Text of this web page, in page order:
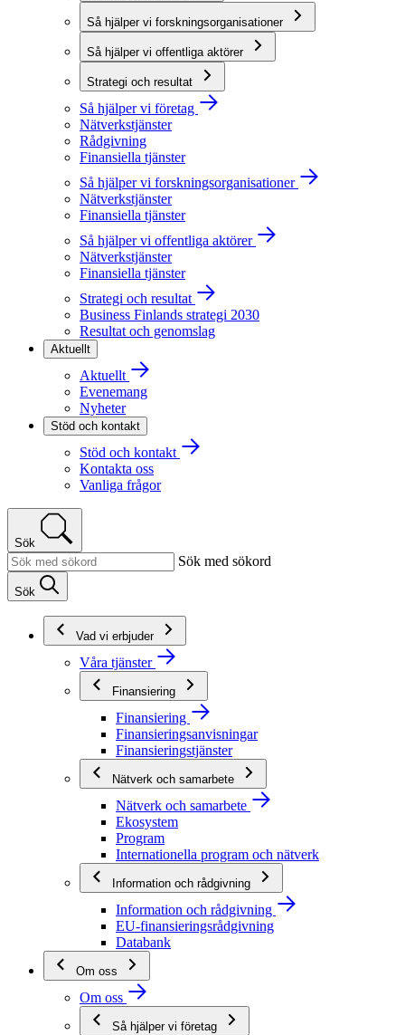
Så hjälper vi forskningsorganisationer
Så hjälper vi offentliga aktörer
Strategi och resultat
Så hjälper vi företag
Nätverkstjänster
Rådgivning
Finansiella tjänster
Så hjälper vi forskningsorganisationer
Nätverkstjänster
Finansiella tjänster
Så hjälper vi offentliga aktörer
Nätverkstjänster
Finansiella tjänster
Strategi och resultat
Business Finlands strategi 2030
Resultat och genomslag
Aktuellt
Aktuellt
Evenemang
Nyheter
Stöd och kontakt
Stöd och kontakt
Kontakta oss
Vanliga frågor
Sök
Sök med sökord
Sök
Vad vi erbjuder
Våra tjänster
Finansiering
Finansiering
Finansieringsanvisningar
Finansieringstjänster
Nätverk och samarbete
Nätverk och samarbete
Ekosystem
Program
Internationella program och nätverk
Information och rådgivning
Information och rådgivning
EU-finansieringsrådgivning
Databank
Om oss
Om oss
Så hjälper vi företag